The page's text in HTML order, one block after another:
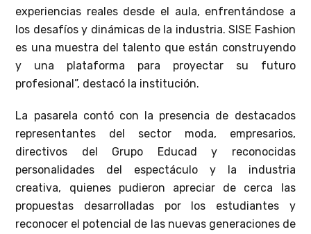
experiencias reales desde el aula, enfrentándose a
los desafíos y dinámicas de la industria. SISE Fashion
es una muestra del talento que están construyendo
y una plataforma para proyectar su futuro
profesional”, destacó la institución.
La pasarela contó con la presencia de destacados
representantes del sector moda, empresarios,
directivos del Grupo Educad y reconocidas
personalidades del espectáculo y la industria
creativa, quienes pudieron apreciar de cerca las
propuestas desarrolladas por los estudiantes y
reconocer el potencial de las nuevas generaciones de